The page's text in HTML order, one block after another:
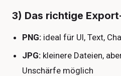
3) Das richtige
PNG: ideal für UI, Text,
JPG: kleinere Dateien,
Unschärfe möglich